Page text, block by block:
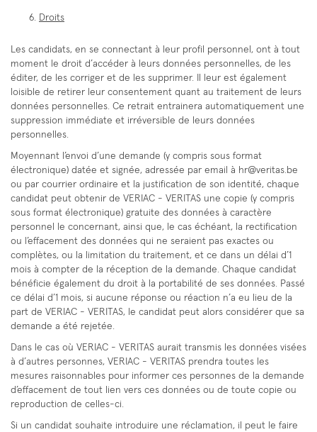
Droits
Les candidats, en se connectant à leur profil personnel, ont à tout
moment le droit d’accéder à leurs données personnelles, de les
éditer, de les corriger et de les supprimer. Il leur est également
loisible de retirer leur consentement quant au traitement de leurs
données personnelles. Ce retrait entrainera automatiquement une
suppression immédiate et irréversible de leurs données
personnelles.
Moyennant l’envoi d’une demande (y compris sous format
électronique) datée et signée, adressée par email à hr@veritas.be
ou par courrier ordinaire et la justification de son identité, chaque
candidat peut obtenir de VERIAC - VERITAS une copie (y compris
sous format électronique) gratuite des données à caractère
personnel le concernant, ainsi que, le cas échéant, la rectification
ou l’effacement des données qui ne seraient pas exactes ou
complètes, ou la limitation du traitement, et ce dans un délai d’1
mois à compter de la réception de la demande. Chaque candidat
bénéficie également du droit à la portabilité de ses données. Passé
ce délai d’1 mois, si aucune réponse ou réaction n’a eu lieu de la
part de VERIAC - VERITAS, le candidat peut alors considérer que sa
demande a été rejetée.
Dans le cas où VERIAC - VERITAS aurait transmis les données visées
à d’autres personnes, VERIAC - VERITAS prendra toutes les
mesures raisonnables pour informer ces personnes de la demande
d’effacement de tout lien vers ces données ou de toute copie ou
reproduction de celles-ci.
Si un candidat souhaite introduire une réclamation, il peut le faire